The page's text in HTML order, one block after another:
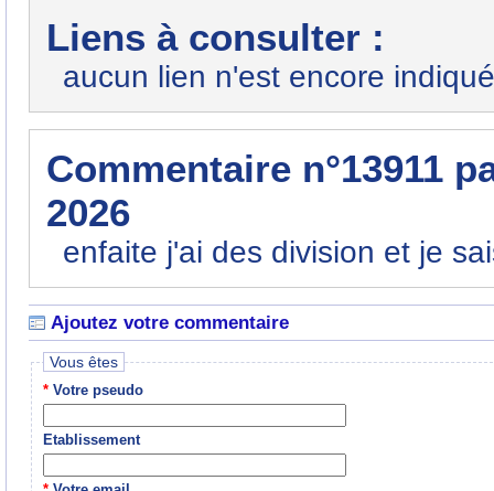
Liens à consulter :
aucun lien n'est encore
Commentaire n°13911
2026
enfaite j'ai des division et je
Ajoutez votre commentaire
Vous êtes
* Votre pseudo
Etablissement